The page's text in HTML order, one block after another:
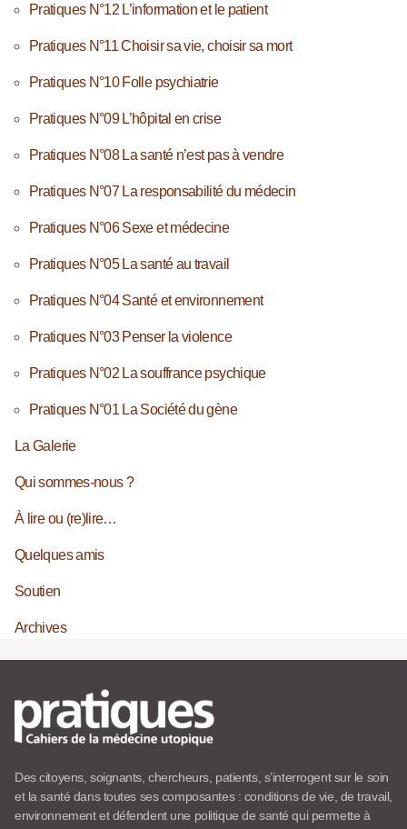
Pratiques N°12 L’information et le patient
Pratiques N°11 Choisir sa vie, choisir sa mort
Pratiques N°10 Folle psychiatrie
Pratiques N°09 L’hôpital en crise
Pratiques N°08 La santé n’est pas à vendre
Pratiques N°07 La responsabilité du médecin
Pratiques N°06 Sexe et médecine
Pratiques N°05 La santé au travail
Pratiques N°04 Santé et environnement
Pratiques N°03 Penser la violence
Pratiques N°02 La souffrance psychique
Pratiques N°01 La Société du gène
La Galerie
Qui sommes-nous ?
À lire ou (re)lire…
Quelques amis
Soutien
Archives
Des citoyens, soignants, chercheurs, patients, s’interrogent sur le soin
et la santé dans toutes ses composantes : conditions de vie, de travail,
environnement et défendent une politique de santé qui permette à